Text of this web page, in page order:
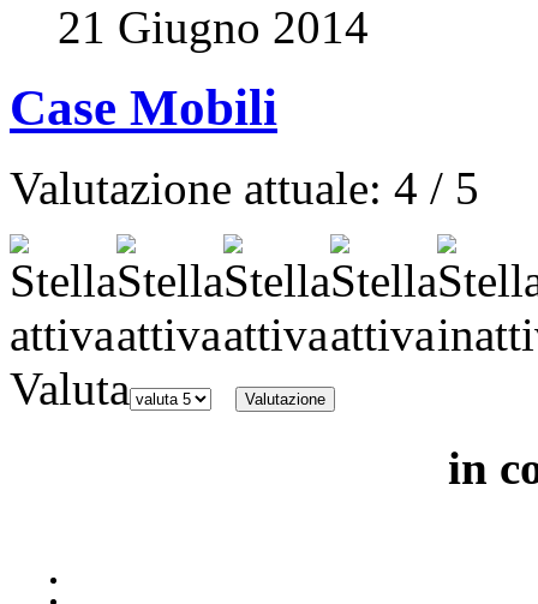
21 Giugno 2014
Case Mobili
Valutazione attuale: 4 / 5
Valuta
in